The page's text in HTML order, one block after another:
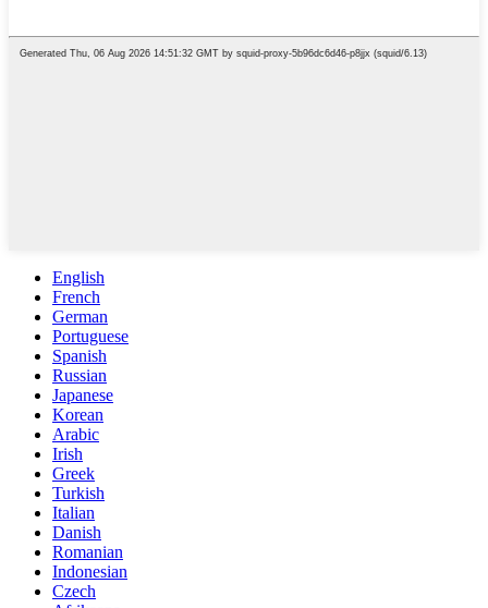
English
French
German
Portuguese
Spanish
Russian
Japanese
Korean
Arabic
Irish
Greek
Turkish
Italian
Danish
Romanian
Indonesian
Czech